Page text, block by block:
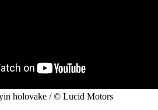
holovake / © Lucid Motors